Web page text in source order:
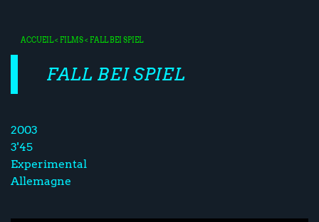
ACCUEIL< FILMS< FALL BEI SPIEL
FALL BEI SPIEL
2003
3'45
Experimental
Allemagne